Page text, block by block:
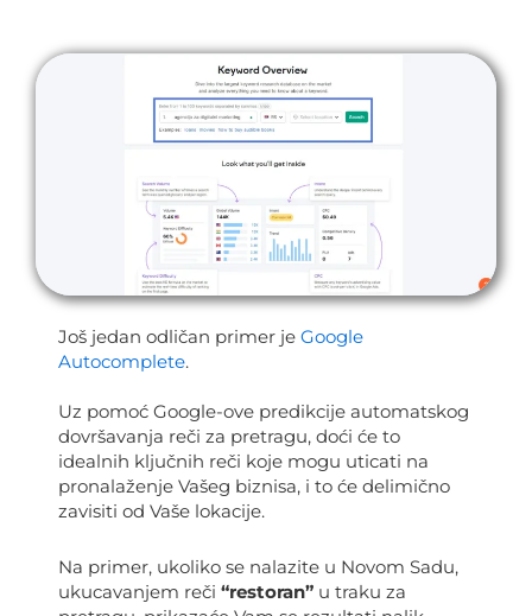
Još jedan odličan primer jeGoogle
Autocomplete.
Uz pomoć Google-ove predikcije automatskog
dovršavanja reči za pretragu, doći će to
idealnih ključnih reči koje mogu uticati na
pronalaženje Vašeg biznisa, i to će delimično
zavisiti od Vaše lokacije.
Na primer, ukoliko se nalazite u Novom Sadu,
ukucavanjem reči“restoran” u traku za